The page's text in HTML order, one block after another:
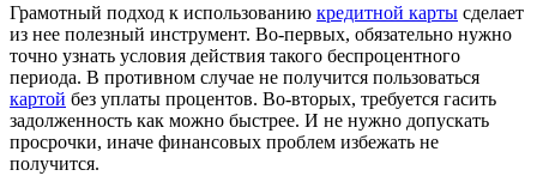
Грамотный подход к использованию кредитной карты сделает
из нее полезный инструмент. Во-первых, обязательно нужно
точно узнать условия действия такого беспроцентного
периода. В противном случае не получится пользоваться
картой без уплаты процентов. Во-вторых, требуется гасить
задолженность как можно быстрее. И не нужно допускать
просрочки, иначе финансовых проблем избежать не
получится.